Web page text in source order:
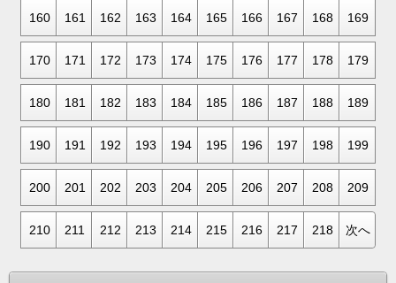
160 161 162 163 164 165 166 167 168 169
170 171 172 173 174 175 176 177 178 179
180 181 182 183 184 185 186 187 188 189
190 191 192 193 194 195 196 197 198 199
200 201 202 203 204 205 206 207 208 209
210 211 212 213 214 215 216 217 218 次へ